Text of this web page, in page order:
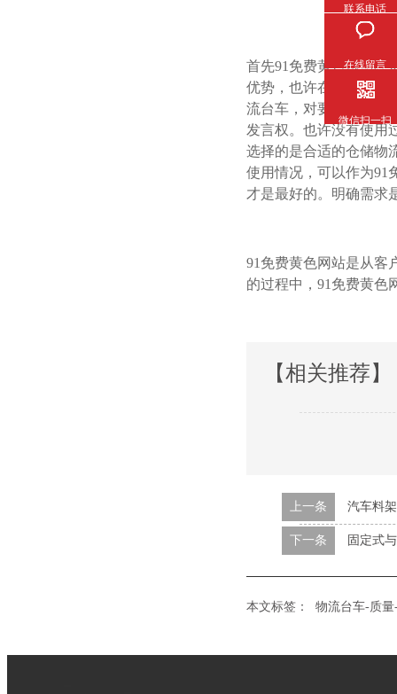
首先91免费黄色网站在选
优势，也许在你了解产
流台车，对要选择的东
发言权。也许没有使
选择的是合适的仓储物流
使用情况，可以作为91
才是最好的。明确需
91免费黄色网站是从客户
的过程中，91免费黄色
【相关推荐】
上一条 汽车料
下一条 固定式
本文标签： 物流台车-质量
联系电话
在线留言
微信扫一扫